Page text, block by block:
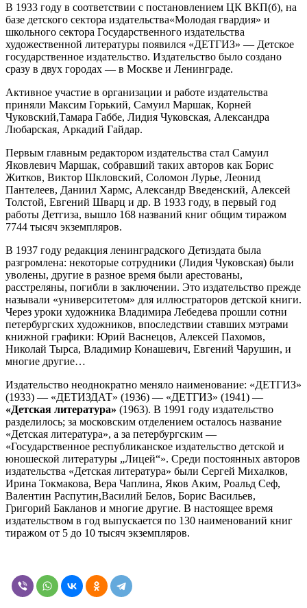
В 1933 году в соответствии с постановлением ЦК ВКП(б), на
базе детского сектора издательства«Молодая гвардия» и
школьного сектора Государственного издательства
художественной литературы появился «ДЕТГИЗ» — Детское
государственное издательство. Издательство было создано
сразу в двух городах — в Москве и Ленинграде.
Активное участие в организации и работе издательства
приняли Максим Горький, Самуил Маршак, Корней
Чуковский,Тамара Габбе, Лидия Чуковская, Александра
Любарская, Аркадий Гайдар.
Первым главным редактором издательства стал Самуил
Яковлевич Маршак, собравший таких авторов как Борис
Житков, Виктор Шкловский, Соломон Лурье, Леонид
Пантелеев, Даниил Хармс, Александр Введенский, Алексей
Толстой, Евгений Шварц и др. В 1933 году, в первый год
работы Детгиза, вышло 168 названий книг общим тиражом
7744 тысяч экземпляров.
В 1937 году редакция ленинградского Детиздата была
разгромлена: некоторые сотрудники (Лидия Чуковская) были
уволены, другие в разное время были арестованы,
расстреляны, погибли в заключении. Это издательство прежде
называли «университетом» для иллюстраторов детской книги.
Через уроки художника Владимира Лебедева прошли сотни
петербургских художников, впоследствии ставших мэтрами
книжной графики: Юрий Васнецов, Алексей Пахомов,
Николай Тырса, Владимир Конашевич, Евгений Чарушин, и
многие другие…
Издательство неоднократно меняло наименование: «ДЕТГИЗ»
(1933) — «ДЕТИЗДАТ» (1936) — «ДЕТГИЗ» (1941) —
«Детская литература» (1963). В 1991 году издательство
разделилось; за московским отделением осталось название
«Детская литература», а за петербургским —
«Государственное республиканское издательство детской и
юношеской литературы „Лицей“». Среди постоянных авторов
издательства «Детская литература» были Сергей Михалков,
Ирина Токмакова, Вера Чаплина, Яков Аким, Роальд Сеф,
Валентин Распутин,Василий Белов, Борис Васильев,
Григорий Бакланов и многие другие. В настоящее время
издательством в год выпускается по 130 наименований книг
тиражом от 5 до 10 тысяч экземпляров.